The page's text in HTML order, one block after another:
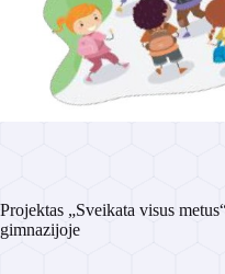
Projektas „Sveikata visus
gimnazijoje